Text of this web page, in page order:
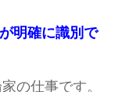
明確に識別で
の仕事です。